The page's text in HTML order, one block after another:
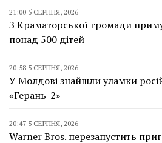
21:00 5 СЕРПНЯ, 2026
З Краматорської громади
понад 500 дітей
20:58 5 СЕРПНЯ, 2026
У Молдові знайшли уламки
«Герань-2»
20:47 5 СЕРПНЯ, 2026
Warner Bros. перезапустить